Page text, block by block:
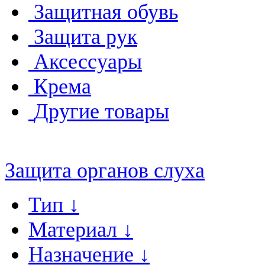
Защитная обувь
Защита рук
Аксессуары
Крема
Другие товары
Защита органов слуха
Тип ↓
Материал ↓
Назначение ↓